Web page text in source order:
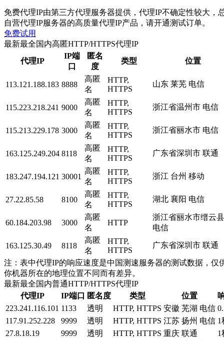
免费代理IP由第三方代理服务器提供，代理IP不确定性较大，
自营代理IP服务器的高质量代理IP产品，请开通测试订单。
免费试用
最新最全国内高匿HTTP/HTTPS代理IP
代理IP
IP端
口
匿名
度
类型 位置
113.121.188.183 8888
高匿
名
HTTP,
HTTPS
山东 莱芜 电信
115.223.218.241 9000
高匿
名
HTTP,
HTTPS
浙江省温州市 电信
115.213.229.178 3000
高匿
名
HTTP,
HTTPS
浙江省丽水市 电信
163.125.249.204 8118
高匿
名
HTTP,
HTTPS
广东省深圳市 联通
183.247.194.121 30001
高匿
名
HTTP,
HTTPS
浙江 台州 移动
27.22.85.58 8100
高匿
名
HTTP,
HTTPS
湖北 襄阳 电信
60.184.203.98 3000
高匿
名
HTTP
浙江省丽水市缙云县
电信
163.125.30.49 8118
高匿
名
HTTP,
HTTPS
广东省深圳市 联通
注：表中代理IP的响应速度是中国测速服务器的测试数据，仅
你机器所在的地理位置不同而有差异。
最新最全国内普通HTTP/HTTPS代理IP
代理IP
IP端口 匿名度 类型 位置
223.241.116.101 1133 透明 HTTP, HTTPS 安徽 芜湖 电信
117.91.252.228
9999 透明 HTTP, HTTPS 江苏 扬州 电信 1
27.8.18.19
9999 透明 HTTP, HTTPS 重庆 联通
1